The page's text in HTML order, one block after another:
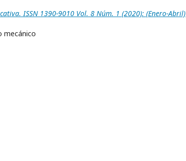
ISSN 1390-9010 Vol. 8 Núm. 1 (2020): (Enero-Abril)
mecánico